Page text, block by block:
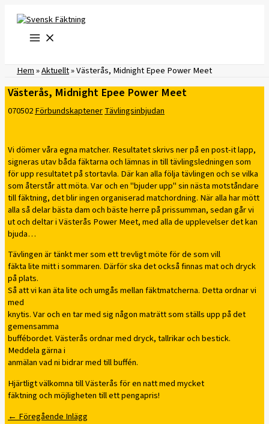
innehåll
Hem»Aktuellt»Västerås, Midnight Epee Power Meet
Västerås, Midnight Epee Power Meet
070502FörbundskaptenerTävlingsinbjudan
Vi dömer våra egna matcher. Resultatet skrivs ner på en post-it lapp,
signeras utav båda fäktarna och lämnas in till tävlingsledningen som
för upp resultatet på stortavla. Där kan alla följa tävlingen och se vilka
som återstår att möta. Var och en "bjuder upp" sin nästa motståndare
till fäktning, det blir ingen organiserad matchordning. När alla har mött
alla så delar bästa dam och bäste herre på prissumman, sedan går vi
ut och deltar i Västerås Power Meet, med alla de upplevelser det kan
bjuda…
Tävlingen är tänkt mer som ett trevligt möte för de som vill
fäkta lite mitt i sommaren. Därför ska det också finnas mat och dryck
på plats.
Så att vi kan äta lite och umgås mellan fäktmatcherna. Detta ordnar vi
med
knytis. Var och en tar med sig någon maträtt som ställs upp på det
gemensamma
buffébordet. Västerås ordnar med dryck, tallrikar och bestick.
Meddela gärna i
anmälan vad ni bidrar med till buffén.
Hjärtligt välkomna till Västerås för en natt med mycket
fäktning och möjligheten till ett pengapris!
← Föregående Inlägg